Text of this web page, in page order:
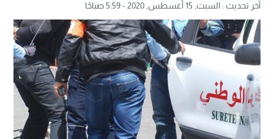
آخر تحديث :السبت, 15 أغسطس, 2020 - 5:59 صباحًا